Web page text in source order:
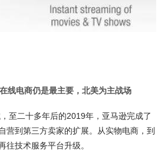
线电商仍是最主要，北美为主战场
至二十多年后的2019年，亚马逊完成了
营到第三方卖家的扩展。从实物电商，到
往技术服务平台升级。